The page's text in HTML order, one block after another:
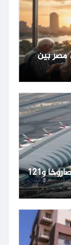
مصر بين
إيران تشن هجوما على الإمارات بـ16 صاروخا و121